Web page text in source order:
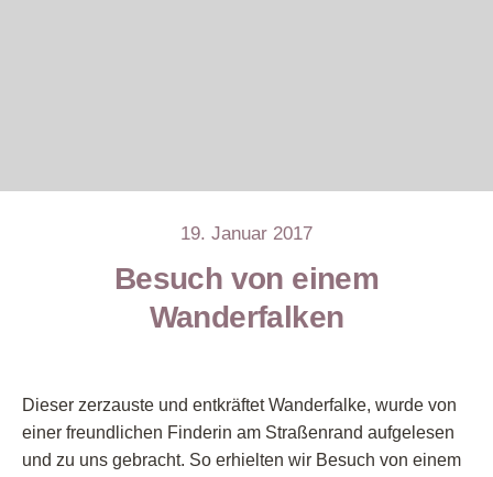
19. Januar 2017
Besuch von einem
Wanderfalken
Dieser zerzauste und entkräftet Wanderfalke, wurde von
einer freundlichen Finderin am Straßenrand aufgelesen
und zu uns gebracht. So erhielten wir Besuch von einem